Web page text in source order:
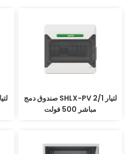
صندوق دمج SHLX-PV 2/1 لتيار
مباشر 500 فولت